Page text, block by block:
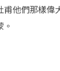
他們那樣